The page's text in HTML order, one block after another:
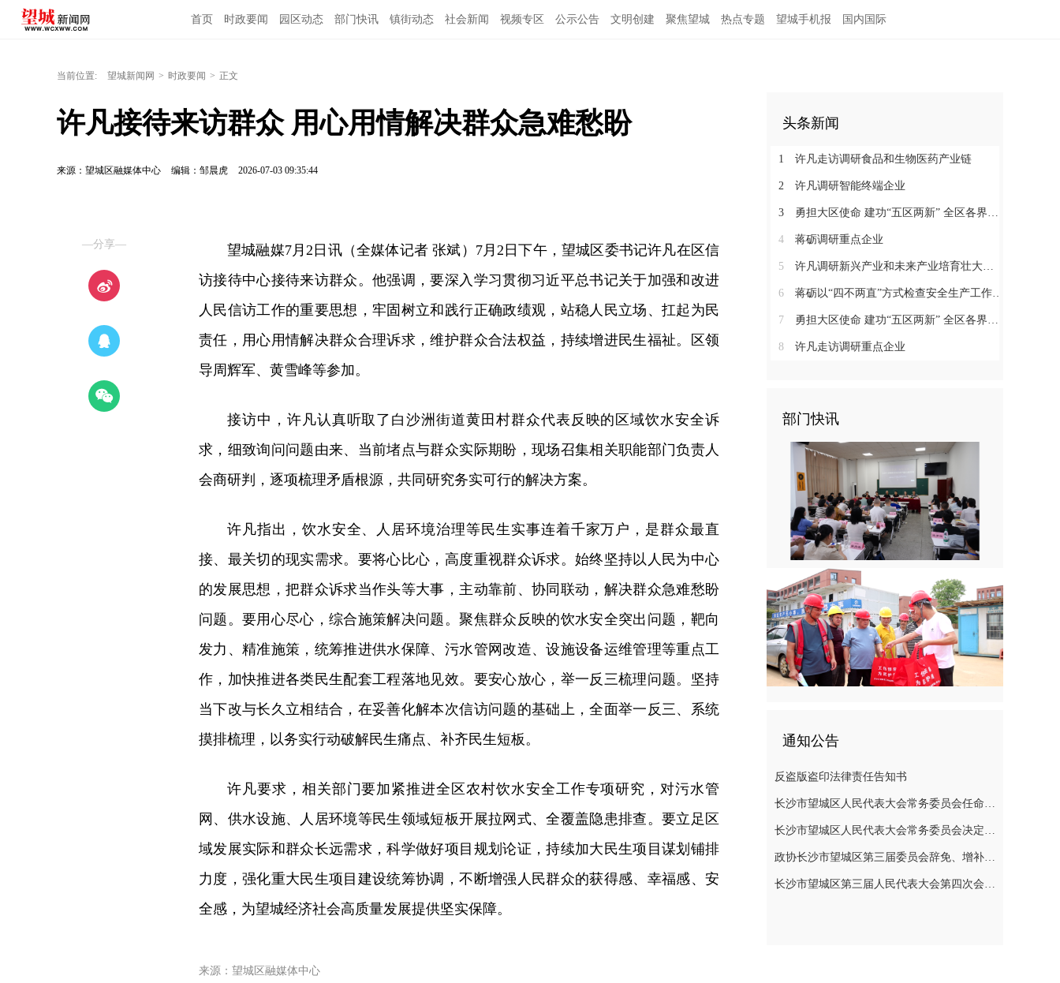
首页 时政要闻 园区动态 部门快讯 镇街动态 社会新闻 视频专区 公示公告 文明创建 聚焦望城 热点专题 望城手机报 国内国际
当前位置: 望城新闻网 > 时政要闻 > 正文
许凡接待来访群众 用心用情解决群众急难愁盼
来源：望城区融媒体中心 编辑：邹晨虎 2026-07-03 09:35:44
—分享—
望城融媒7月2日讯（全媒体记者 张斌）7月2日下午，望城区委书记许凡在区信
访接待中心接待来访群众。他强调，要深入学习贯彻习近平总书记关于加强和改进
人民信访工作的重要思想，牢固树立和践行正确政绩观，站稳人民立场、扛起为民
责任，用心用情解决群众合理诉求，维护群众合法权益，持续增进民生福祉。区领
导周辉军、黄雪峰等参加。
接访中，许凡认真听取了白沙洲街道黄田村群众代表反映的区域饮水安全诉
求，细致询问问题由来、当前堵点与群众实际期盼，现场召集相关职能部门负责人
会商研判，逐项梳理矛盾根源，共同研究务实可行的解决方案。
许凡指出，饮水安全、人居环境治理等民生实事连着千家万户，是群众最直
接、最关切的现实需求。要将心比心，高度重视群众诉求。始终坚持以人民为中心
的发展思想，把群众诉求当作头等大事，主动靠前、协同联动，解决群众急难愁盼
问题。要用心尽心，综合施策解决问题。聚焦群众反映的饮水安全突出问题，靶向
发力、精准施策，统筹推进供水保障、污水管网改造、设施设备运维管理等重点工
作，加快推进各类民生配套工程落地见效。要安心放心，举一反三梳理问题。坚持
当下改与长久立相结合，在妥善化解本次信访问题的基础上，全面举一反三、系统
摸排梳理，以务实行动破解民生痛点、补齐民生短板。
许凡要求，相关部门要加紧推进全区农村饮水安全工作专项研究，对污水管
网、供水设施、人居环境等民生领域短板开展拉网式、全覆盖隐患排查。要立足区
域发展实际和群众长远需求，科学做好项目规划论证，持续加大民生项目谋划铺排
力度，强化重大民生项目建设统筹协调，不断增强人民群众的获得感、幸福感、安
全感，为望城经济社会高质量发展提供坚实保障。
来源：望城区融媒体中心
头条新闻
1 许凡走访调研食品和生物医药产业链
2 许凡调研智能终端企业
3 勇担大区使命 建功“五区两新” 全区各界学习贯彻区党代会精神（四）
4 蒋砺调研重点企业
5 许凡调研新兴产业和未来产业培育壮大工作
6 蒋砺以“四不两直”方式检查安全生产工作并慰问一线劳动者
7 勇担大区使命 建功“五区两新” 全区各界学习贯彻区党代会精神（三）
8 许凡走访调研重点企业
部门快讯
通知公告
反盗版盗印法律责任告知书
长沙市望城区人民代表大会常务委员会任命名单
长沙市望城区人民代表大会常务委员会决定任免名单
政协长沙市望城区第三届委员会辞免、增补政协委员的公告
长沙市望城区第三届人民代表大会第四次会议公告